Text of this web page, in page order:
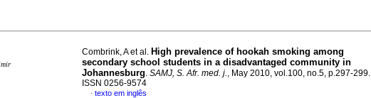
Combrink, A et al. High prevalence of hookah smoking among
secondary school students in a disadvantaged community in
Johannesburg. SAMJ, S. Afr. med. j., May 2010, vol.100, no.5, p.297-299.
ISSN 0256-9574
· texto em inglês